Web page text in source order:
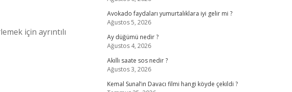
için ayrıntılı
Avokado faydaları yumurtalıklara iyi gelir mi ?
Ağustos 5, 2026
Ay düğümü nedir ?
Ağustos 4, 2026
Akıllı saate sos nedir ?
Ağustos 3, 2026
Kemal Sunal’ın Davacı filmi hangi köyde çekildi ?